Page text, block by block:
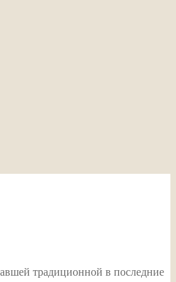
традиционной в последние